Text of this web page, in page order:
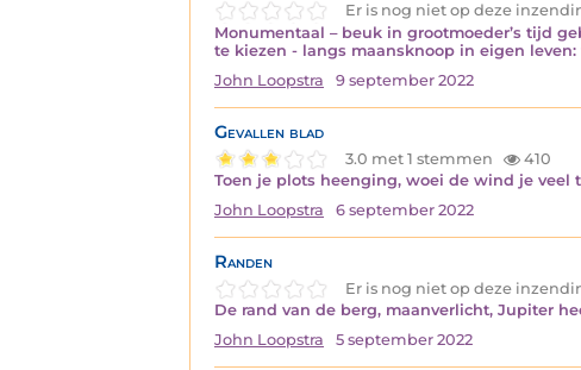
Er is nog niet op deze
Monumentaal – beuk in grootmoeder’s tijd
te kiezen - langs maansknoop in eigen
John Loopstra
9 september 2022
Gevallen blad
3.0 met 1 stemmen
410
Toen je plots heenging, woei de wind je veel
John Loopstra
6 september 2022
Randen
Er is nog niet op deze
De rand van de berg, maanverlicht, Jupiter
John Loopstra
5 september 2022